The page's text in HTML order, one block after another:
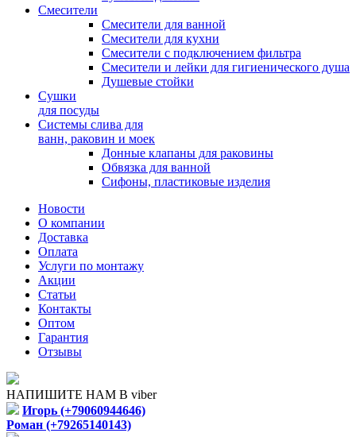
Смесители
Смесители для ванной
Смесители для кухни
Смесители с подключением фильтра
Cмесители и лейки для гигиенического душа
Душевые стойки
Сушки
для посуды
Системы слива для
ванн, раковин и моек
Донные клапаны для раковины
Обвязка для ванной
Сифоны, пластиковые изделия
Новости
О компании
Доставка
Оплата
Услуги по монтажу
Акции
Статьи
Контакты
Оптом
Гарантия
Отзывы
НАПИШИТЕ НАМ В viber
Игорь (+79060944646)
Роман (+79265140143)